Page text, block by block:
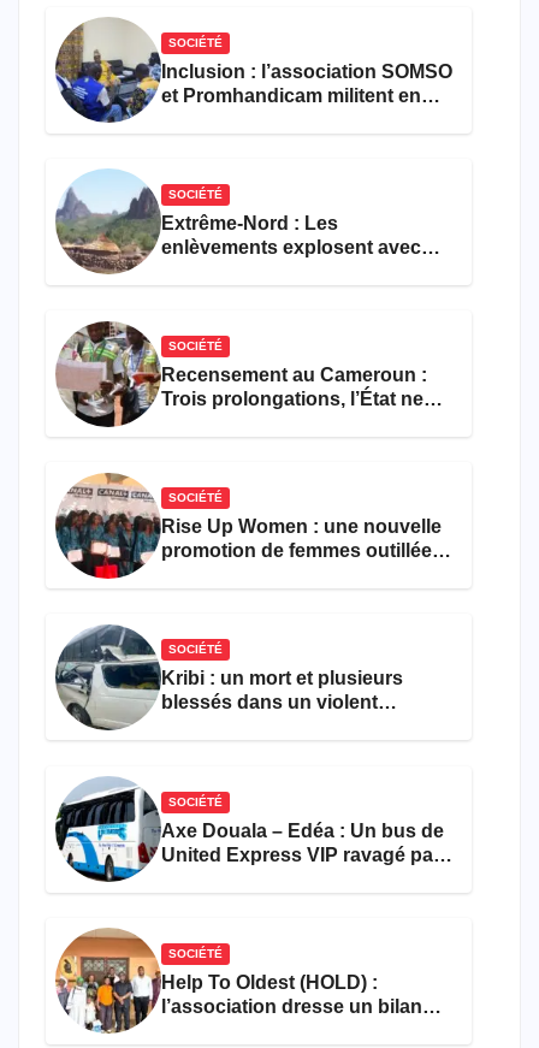
SOCIÉTÉ
Inclusion : l’association SOMSO
et Promhandicam militent en
SOCIÉTÉ
Extrême-Nord : Les
enlèvements explosent avec
SOCIÉTÉ
Recensement au Cameroun :
Trois prolongations, l’État ne
SOCIÉTÉ
Rise Up Women : une nouvelle
promotion de femmes outillées
SOCIÉTÉ
Kribi : un mort et plusieurs
blessés dans un violent
SOCIÉTÉ
Axe Douala – Edéa : Un bus de
United Express VIP ravagé par
SOCIÉTÉ
Help To Oldest (HOLD) :
l’association dresse un bilan